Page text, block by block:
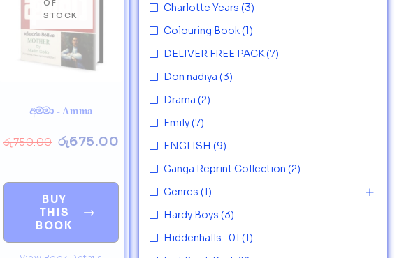
අම්මා - Amma
රු750.00 රු675.00
BUY
THIS
BOOK
→
Charlotte Years (3)
Colouring Book (1)
DELIVER FREE PACK (7)
Don nadiya (3)
Drama (2)
Emily (7)
ENGLISH (9)
Ganga Reprint Collection (2)
Genres (1)
Hardy Boys (3)
Hiddenhalls -01 (1)